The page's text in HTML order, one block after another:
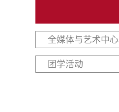
全媒体与艺术中心
团学活动